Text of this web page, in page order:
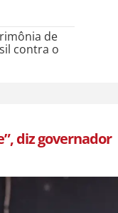
de
contra o
diz governador